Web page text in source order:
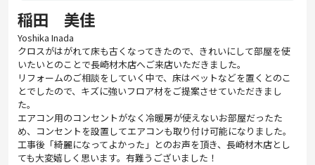
稲田 美佳
Yoshika Inada
クロスがはがれて床も古くなってきたので、きれいにして部屋を使
いたいとのことで長崎材木店へご来店いただきました。
リフォームのご相談をしていく中で、床はベットなどを置くとのこ
とでしたので、キズに強いフロア材をご提案させていただきまし
た。
エアコン用のコンセントがなく冷暖房が使えないお部屋だったた
め、コンセントを設置してエアコンも取り付け可能になりました。
工事後「綺麗になってよかった」とのお声を頂き、長崎材木店とし
ても大変嬉しく思います。有難うございました！